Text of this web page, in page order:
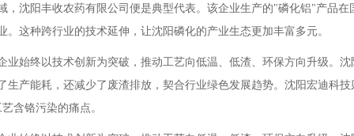
，沈阳丰收农药有限公司便是典型代表。该企业生产的"磷化铝"产品
这种跨行业的技术延伸，让沈阳磷化的产业生态更加丰富多元。
业始终以技术创新为突破，推动工艺向低温、低渣、环保方向升级。
产能耗，还减少了废渣排放，契合行业绿色发展趋势。沈阳宏迪科
含铬污染的痛点。